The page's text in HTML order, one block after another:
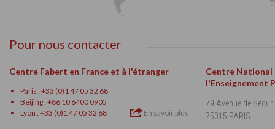
Pour nous contacter
Centre Fabert en France et à l'étranger
Paris : +33 (0)1 47 05 32 68
Beijing : +86 10 6400 0905
Lyon : +33 (0)1 47 05 32 68
En savoir plus
Centre National
l'Enseignement
79 Avenue de Ségur
75015 PARIS